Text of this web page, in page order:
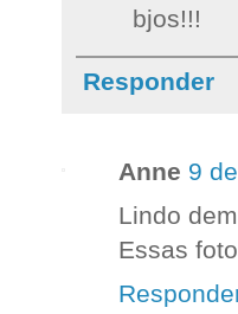
bjos!!!
Responder
Anne 9
Lindo
Essas